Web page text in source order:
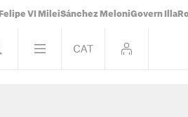
Felipe VI MileiSánchez MeloniGovern Illa